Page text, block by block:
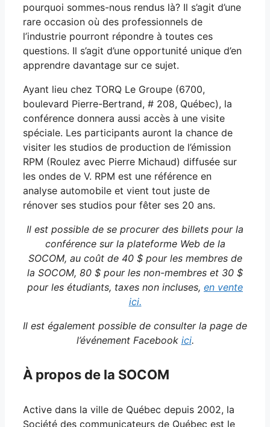
pourquoi sommes-nous rendus là? Il s’agit d’une
rare occasion où des professionnels de
l’industrie pourront répondre à toutes ces
questions. Il s’agit d’une opportunité unique d’en
apprendre davantage sur ce sujet.
Ayant lieu chez TORQ Le Groupe (6700,
boulevard Pierre-Bertrand, # 208, Québec), la
conférence donnera aussi accès à une visite
spéciale. Les participants auront la chance de
visiter les studios de production de l’émission
RPM (Roulez avec Pierre Michaud) diffusée sur
les ondes de V. RPM est une référence en
analyse automobile et vient tout juste de
rénover ses studios pour fêter ses 20 ans.
Il est possible de se procurer des billets pour la
conférence sur la plateforme Web de la
SOCOM, au coût de 40 $ pour les membres de
la SOCOM, 80 $ pour les non-membres et 30 $
pour les étudiants, taxes non incluses, en vente
ici.
Il est également possible de consulter la page de
l’événement Facebook ici.
À propos de la SOCOM
Active dans la ville de Québec depuis 2002, la
Société des communicateurs de Québec est le